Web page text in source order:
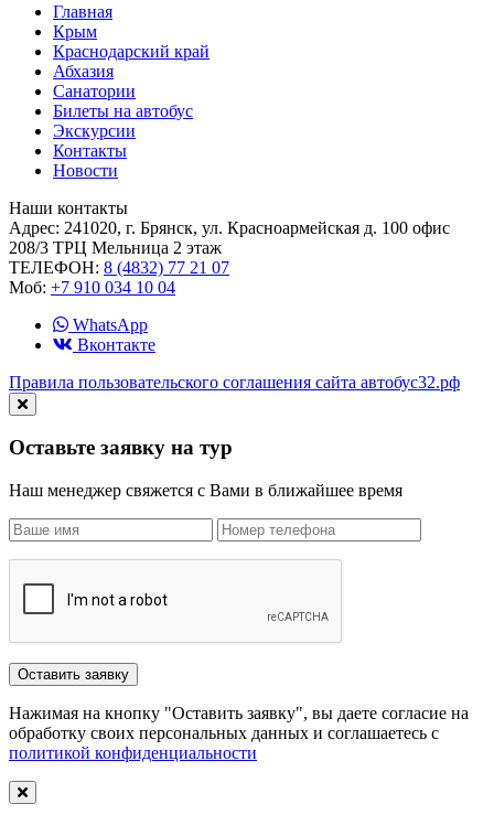
Главная
Крым
Краснодарский край
Абхазия
Санатории
Билеты на автобус
Экскурсии
Контакты
Новости
Наши контакты
Адрес: 241020, г. Брянск, ул. Красноармейская д. 100 офис
208/3 ТРЦ Мельница 2 этаж
ТЕЛЕФОН: 8 (4832) 77 21 07
Моб: +7 910 034 10 04
WhatsApp
Вконтакте
Правила пользовательского соглашения сайта автобус32.рф
Оставьте заявку на тур
Наш менеджер свяжется с Вами в ближайшее время
Нажимая на кнопку "Оставить заявку", вы даете согласие на
обработку своих персональных данных и соглашаетесь с
политикой конфиденциальности